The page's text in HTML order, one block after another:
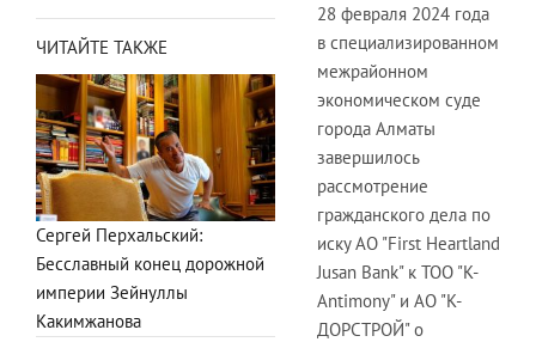
ЧИТАЙТЕ ТАКЖЕ
Сергей Перхальский:
Бесславный конец дорожной
империи Зейнуллы
Какимжанова
28 февраля 2024 года
в специализированном
межрайонном
экономическом суде
города Алматы
завершилось
рассмотрение
гражданского дела по
иску АО "First Heartland
Jusan Bank" к ТОО "K-
Antimony" и АО "К-
ДОРСТРОЙ" о